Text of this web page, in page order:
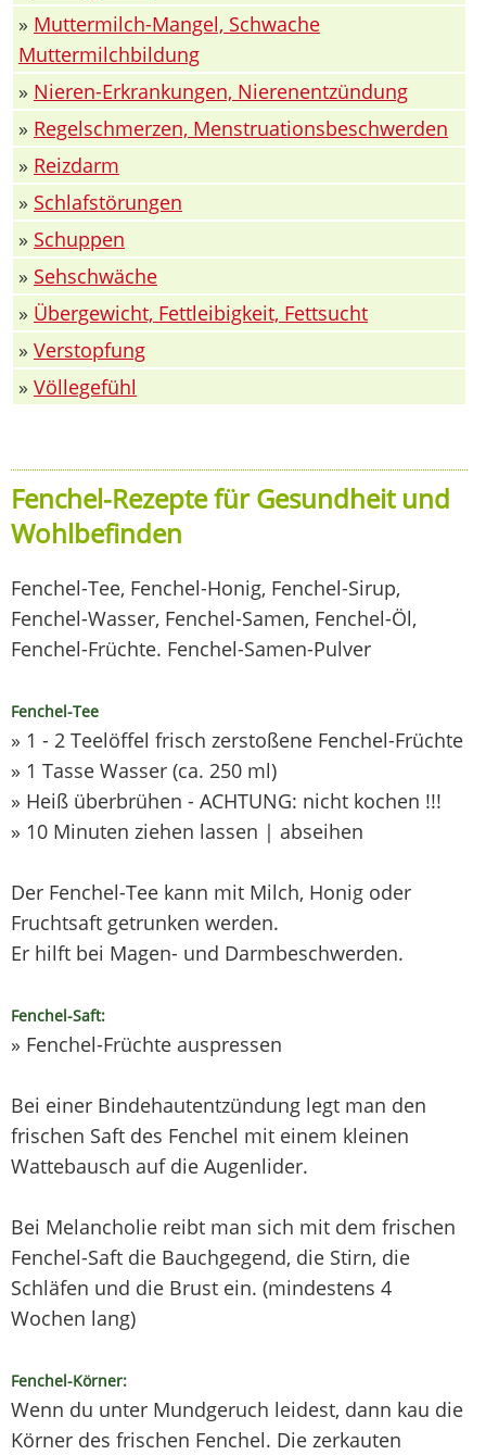
» Muttermilch-Mangel, Schwache
Muttermilchbildung
» Nieren-Erkrankungen, Nierenentzündung
» Regelschmerzen, Menstruationsbeschwerden
» Reizdarm
» Schlafstörungen
» Schuppen
» Sehschwäche
» Übergewicht, Fettleibigkeit, Fettsucht
» Verstopfung
» Völlegefühl
Fenchel-Rezepte für Gesundheit und
Wohlbefinden
Fenchel-Tee, Fenchel-Honig, Fenchel-Sirup,
Fenchel-Wasser, Fenchel-Samen, Fenchel-Öl,
Fenchel-Früchte. Fenchel-Samen-Pulver
Fenchel-Tee
» 1 - 2 Teelöffel frisch zerstoßene Fenchel-Früchte
» 1 Tasse Wasser (ca. 250 ml)
» Heiß überbrühen - ACHTUNG: nicht kochen !!!
» 10 Minuten ziehen lassen | abseihen
Der Fenchel-Tee kann mit Milch, Honig oder
Fruchtsaft getrunken werden.
Er hilft bei Magen- und Darmbeschwerden.
Fenchel-Saft:
» Fenchel-Früchte auspressen
Bei einer Bindehautentzündung legt man den
frischen Saft des Fenchel mit einem kleinen
Wattebausch auf die Augenlider.
Bei Melancholie reibt man sich mit dem frischen
Fenchel-Saft die Bauchgegend, die Stirn, die
Schläfen und die Brust ein. (mindestens 4
Wochen lang)
Fenchel-Körner:
Wenn du unter Mundgeruch leidest, dann kau die
Körner des frischen Fenchel. Die zerkauten